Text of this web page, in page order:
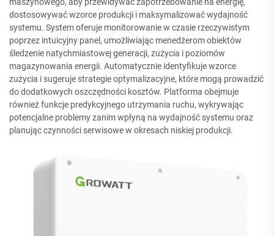
dostosowywać wzorce produkcji i maksymalizować wydajność
systemu. System oferuje monitorowanie w czasie rzeczywistym
poprzez intuicyjny panel, umożliwiając menedżerom obiektów
śledzenie natychmiastowej generacji, zużycia i poziomów
magazynowania energii. Automatycznie identyfikuje wzorce
zużycia i sugeruje strategie optymalizacyjne, które mogą prowadzić
do dodatkowych oszczędności kosztów. Platforma obejmuje
również funkcje predykcyjnego utrzymania ruchu, wykrywając
potencjalne problemy zanim wpłyną na wydajność systemu oraz
planując czynności serwisowe w okresach niskiej produkcji.